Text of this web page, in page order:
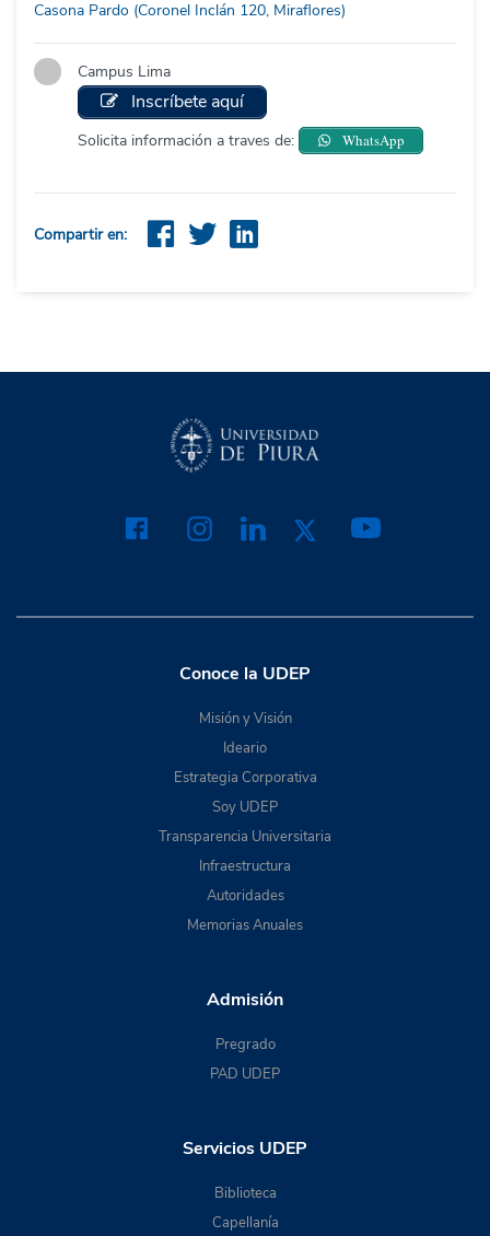
Casona Pardo (Coronel Inclán 120, Miraflores)
Campus Lima
Inscríbete aquí
Solicita información a traves de: WhatsApp
Compartir en:
Conoce la UDEP
Misión y Visión
Ideario
Estrategia Corporativa
Soy UDEP
Transparencia Universitaria
Infraestructura
Autoridades
Memorias Anuales
Admisión
Pregrado
PAD UDEP
Servicios UDEP
Biblioteca
Capellanía